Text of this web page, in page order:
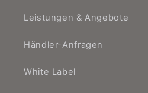
Leistungen & Angebote
Händler-Anfragen
White Label